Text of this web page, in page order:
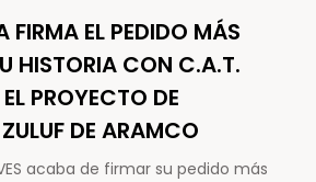
FIRMA EL PEDIDO MÁS
HISTORIA CON C.A.T.
PROYECTO DE
DE ARAMCO
acaba de firmar su pedido más